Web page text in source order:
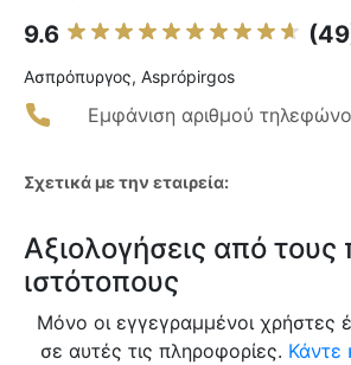
9.6
Ασπρόπυργος, Asprópirgos
Εμφάνιση αριθμού
Σχετικά με την εταιρεία:
Αξιολογήσεις από
ιστότοπους
Μόνο οι εγγεγραμμένοι χρήστες
σε αυτές τις πληροφορίες. Κάντε